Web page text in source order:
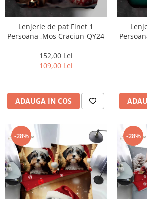
Lenjerie de pat Finet 1
Persoana ,Mos Craciun-QY24
152,00 Lei
109,00 Lei
ADAUGA IN COS
-28% -28%